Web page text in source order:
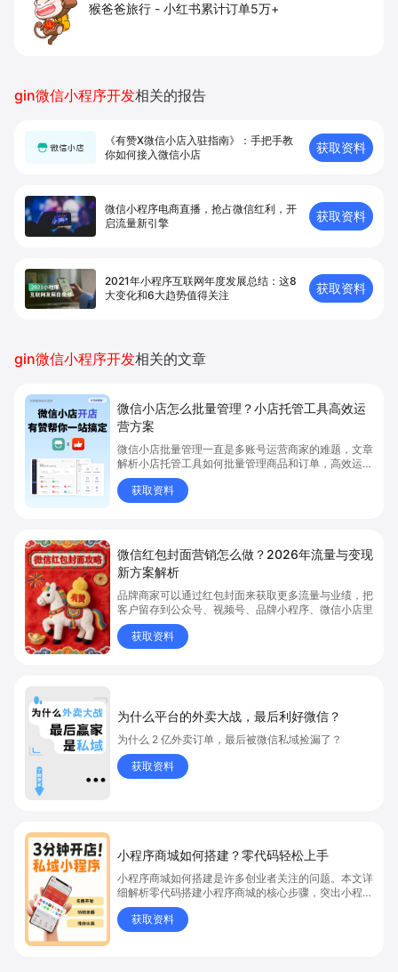
猴爸爸旅行 - 小红书累计订单5万+
gin微信小程序开发相关的报告
《有赞X微信小店入驻指南》：手把手教
你如何接入微信小店
获取资料
微信小程序电商直播，抢占微信红利，开
启流量新引擎
获取资料
2021年小程序互联网年度发展总结：这8
大变化和6大趋势值得关注
获取资料
gin微信小程序开发相关的文章
微信小店怎么批量管理？小店托管工具高效运
营方案
微信小店批量管理一直是多账号运营商家的难题，文章
解析小店托管工具如何批量管理商品和订单，高效运营
多账号微信小店。通过智能同步、AI运营托管和丰富营
销玩法，全面提升门店管理效率。点击了解微信小店批
量管理、高效托管的实用方案！
获取资料
微信红包封面营销怎么做？2026年流量与变现
新方案解析
品牌商家可以通过红包封面来获取更多流量与业绩，把
客户留存到公众号、视频号、品牌小程序、微信小店里
获取资料
为什么平台的外卖大战，最后利好微信？
为什么 2 亿外卖订单，最后被微信私域捡漏了？
获取资料
小程序商城如何搭建？零代码轻松上手
小程序商城如何搭建是许多创业者关注的问题。本文详
细解析零代码搭建小程序商城的核心步骤，突出小程序
商城、商城搭建与零代码开店优势，帮助你轻松实现商
品上架、全渠道销售及高效会员运营，快速开启线上卖
货新模式。点击获取详细操作指南！
获取资料